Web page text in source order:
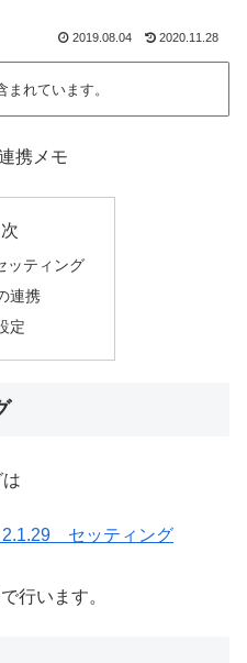
2019.08.04 2020.11.28
れています。
携メモ
ッティング
連携
定
2.1.29 セッティング
で行います。